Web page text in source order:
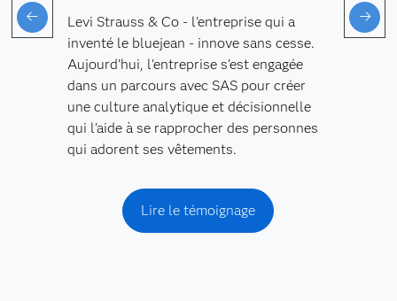
Levi Strauss & Co - l'entreprise qui a
inventé le bluejean - innove sans cesse.
Aujourd'hui, l'entreprise s'est engagée
dans un parcours avec SAS pour créer
une culture analytique et décisionnelle
qui l'aide à se rapprocher des personnes
qui adorent ses vêtements.
Lire le témoignage